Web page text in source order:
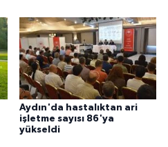
Aydın'da hastalıktan ari
işletme sayısı 86'ya
yükseldi